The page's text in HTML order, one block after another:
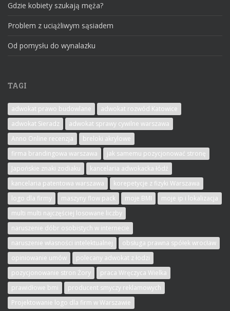
Gdzie kobiety szukają męża?
Problem z uciążliwym sąsiadem
Od pomysłu do wynalazku
TAGI
adwokat prawo budowlane
adwokat rozwód Katowice
adwokat Sieradz
adwokat sprawy cywilne warszawa
Anno Online recenzja
breloki akrylowe
firma brandingowa warszawa
jak samemu pozycjonować stronę
Japońskie znaki zodiaku
kancelaria adwokacka łódź
kancelaria patentowa warszawa
korepetycje z fizyki Warszawa
logo dla firmy
maszyny flow pack moje BMI
moje ip i lokalizacja
multi multi najczęściej losowane liczby
naruszenie dóbr osobistych w internecie
naruszenie własności intelektualnej
obsługa prawna spółek wrocław
opiniowanie umów
polecany adwokat z łodzi
pozycjonowanie stron Żory
praca Wręczyca Wielka
prawidłowe bmi
producent smyczy reklamowych
Projektowanie logo dla firm w Warszawie